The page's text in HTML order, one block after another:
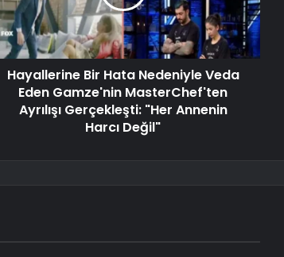
Hayallerine Bir Hata Nedeniyle Veda
Eden Gamze'nin MasterChef'ten
Ayrılışı Gerçekleşti: "Her Annenin
Harcı Değil"